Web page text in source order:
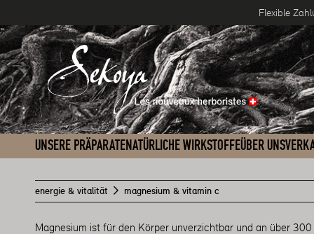
Flexible
UNSERE PRÄPARATENATÜRLICHE WIRKSTOFFEÜBER UNS
energie & vitalität magnesium & vitamin c
Magnesium ist für den Körper unverzichtbar und an über